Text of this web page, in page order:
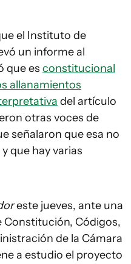
el Instituto de
un informe al
que es constitucional
allanamientos
del artículo
otras voces de
señalaron que esa no
que hay varias
este jueves, ante una
Constitución, Códigos,
de la Cámara
a estudio el proyecto